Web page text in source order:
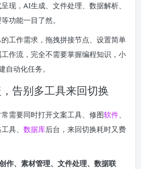
现，AI生成、文件处理、数据解析、
功能一目了然。
工作需求，拖拽拼接节点、设置简单
作流，完全不需要掌握编程知识，小
自动化任务。
告别多工具来回切换
需要同时打开文案工具、修图软件、
具、 数据库后台，来回切换耗时又费
作、素材管理、文件处理、数据联